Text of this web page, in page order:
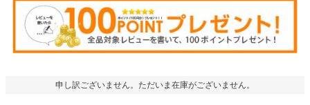
申し訳ございません。ただいま在庫がございません。